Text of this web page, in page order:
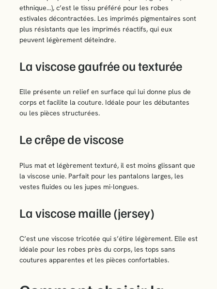
ethnique…), c’est le tissu préféré pour les robes
estivales décontractées. Les imprimés pigmentaires sont
plus résistants que les imprimés réactifs, qui eux
peuvent légèrement déteindre.
La viscose gaufrée ou texturée
Elle présente un relief en surface qui lui donne plus de
corps et facilite la couture. Idéale pour les débutantes
ou les pièces structurées.
Le crêpe de viscose
Plus mat et légèrement texturé, il est moins glissant que
la viscose unie. Parfait pour les pantalons larges, les
vestes fluides ou les jupes mi-longues.
La viscose maille (jersey)
C’est une viscose tricotée qui s’étire légèrement. Elle est
idéale pour les robes près du corps, les tops sans
coutures apparentes et les pièces confortables.